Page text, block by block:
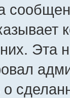
Эта
о